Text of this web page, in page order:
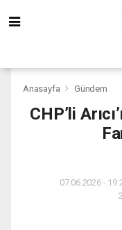
Anasayfa Gündem
CHP’li
07.06.2026 -